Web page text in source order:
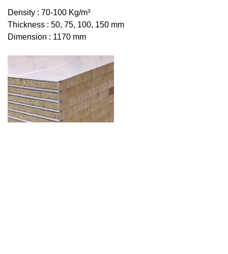
Density : 70-100 Kg/m³
Thickness : 50, 75, 100, 150 mm
Dimension : 1170 mm